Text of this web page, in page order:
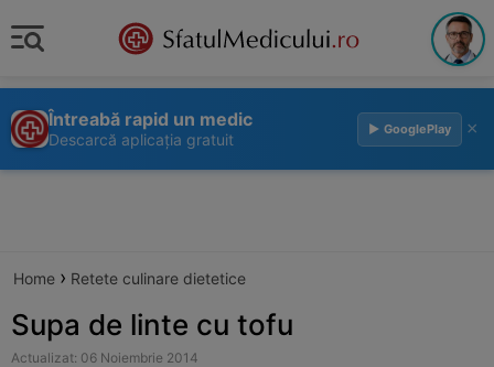
Întreabă rapid un medic
Descarcă aplicația gratuit
▶ GooglePlay ×
Home › Retete culinare dietetice
Supa de linte cu tofu
Actualizat: 06 Noiembrie 2014